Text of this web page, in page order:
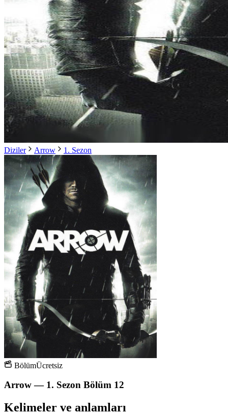
Diziler Arrow 1. Sezon
BölümÜcretsiz
Arrow — 1. Sezon Bölüm 12
Kelimeler ve anlamları